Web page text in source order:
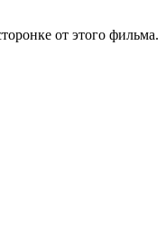
от этого фильма.